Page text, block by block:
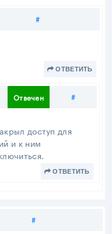
#Поделиться
ОТВЕТИТЬ
Отвечен #
доступ для
и к ним
ОТВЕТИТЬ
#Поделиться